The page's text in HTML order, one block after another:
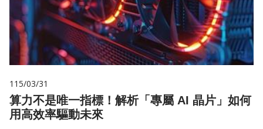
115/03/31
算力不是唯一指標！解析「專屬 AI 晶片」如何
用高效率驅動未來